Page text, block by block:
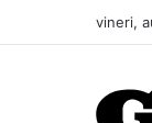
vineri,